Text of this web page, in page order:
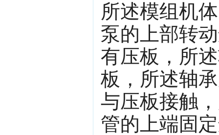
所述模组机
泵的上部转
有压板，所
板，所述轴
与压板接触
管的上端固